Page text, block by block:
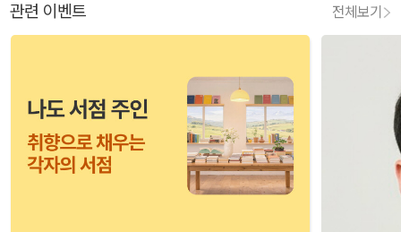
관련 이벤트 전체보기